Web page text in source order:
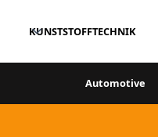
KUNSTSTOFFTECHNIK
Automotive